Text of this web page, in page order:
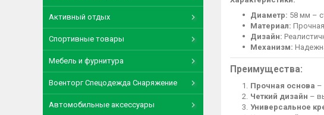
Диаметр: 58 мм –
Материал:
Дизайн:
Механизм:
Преимущества:
Прочная основа –
Четкий дизайн –
Универсальное
Активный отдых
Спортивные товары
Мебель и фурнитура
Военторг Спецодежда Снаряжение
Автомобильные аксессуары